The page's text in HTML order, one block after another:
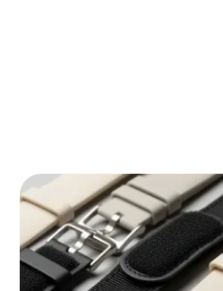
Op zoek naar de beste
zonder eindeloos te
topmodellen van 2026